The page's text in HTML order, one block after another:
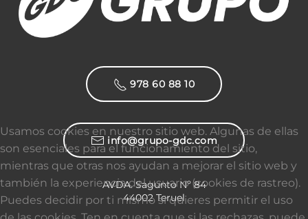
978 60 88 10
info@grupo-gdc.com
AVDA. Sagunto Nº 84
44002 Teruel
Usamos cookies en nuestro sitio web. Algunas de ellas
son esenciales para el funcionamiento del sitio,
mientras que otras nos ayudan a mejorar el sitio web y
también la experiencia del usuario (cookies de rastreo).
Puedes decidir por ti mismo si quieres permitir el uso